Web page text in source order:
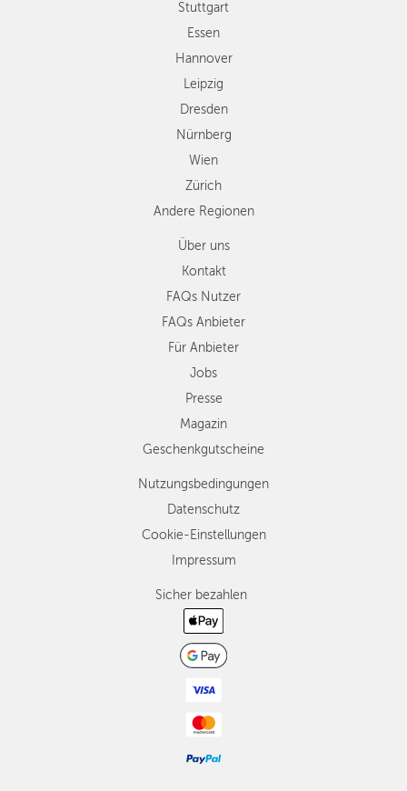
Regionen
Stuttgart
Essen
Hannover
Leipzig
Dresden
Nürnberg
Wien
Zürich
Andere Regionen
Über uns
Kontakt
FAQs Nutzer
FAQs Anbieter
Für Anbieter
Jobs
Presse
Magazin
Geschenkgutscheine
Nutzungsbedingungen
Datenschutz
Cookie-Einstellungen
Impressum
Sicher bezahlen